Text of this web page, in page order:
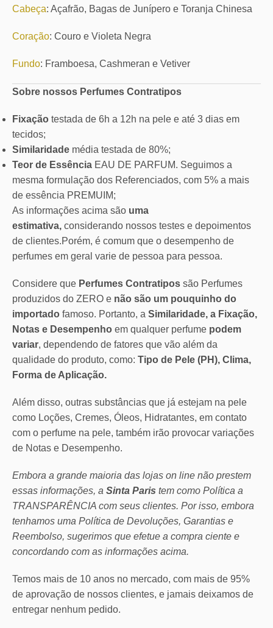
Cabeça: Açafrão, Bagas de Junípero e Toranja Chinesa
Coração: Couro e Violeta Negra
Fundo: Framboesa, Cashmeran e Vetiver
Sobre nossos Perfumes Contratipos
Fixação testada de 6h a 12h na pele e até 3 dias em
tecidos;
Similaridade média testada de 80%;
Teor de Essência EAU DE PARFUM. Seguimos a
mesma formulação dos Referenciados, com 5% a mais
de essência PREMUIM;
As informações acima são uma
estimativa, considerando nossos testes e depoimentos
de clientes.Porém, é comum que o desempenho de
perfumes em geral varie de pessoa para pessoa.
Considere que Perfumes Contratipos são Perfumes
produzidos do ZERO e não são um pouquinho do
importado famoso. Portanto, a Similaridade, a Fixação,
Notas e Desempenho em qualquer perfume podem
variar, dependendo de fatores que vão além da
qualidade do produto, como: Tipo de Pele (PH), Clima,
Forma de Aplicação.
Além disso, outras substâncias que já estejam na pele
como Loções, Cremes, Óleos, Hidratantes, em contato
com o perfume na pele, também irão provocar variações
de Notas e Desempenho.
Embora a grande maioria das lojas on line não prestem
essas informações, a Sinta Paris tem como Política a
TRANSPARÊNCIA com seus clientes. Por isso, embora
tenhamos uma Política de Devoluções, Garantias e
Reembolso, sugerimos que efetue a compra ciente e
concordando com as informações acima.
Temos mais de 10 anos no mercado, com mais de 95%
de aprovação de nossos clientes, e jamais deixamos de
entregar nenhum pedido.